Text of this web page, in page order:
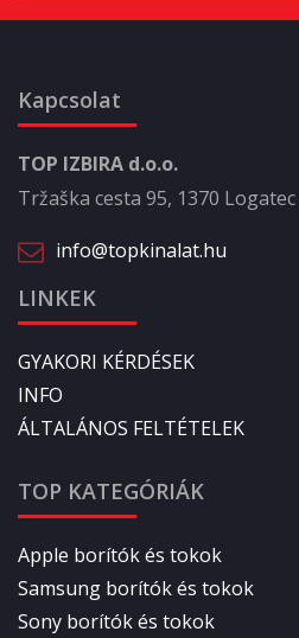
Kapcsolat
TOP IZBIRA d.o.o.
Tržaška cesta 95, 1370 Logatec
info@topkinalat.hu
LINKEK
GYAKORI KÉRDÉSEK
INFO
ÁLTALÁNOS FELTÉTELEK
TOP KATEGÓRIÁK
Apple borítók és tokok
Samsung borítók és tokok
Sony borítók és tokok